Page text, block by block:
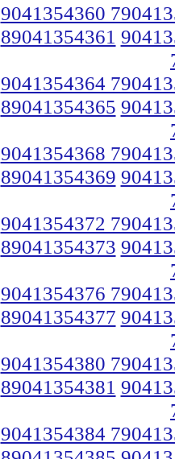
9041354360
89041354361
9041354364
89041354365
9041354368
89041354369
9041354372
89041354373
9041354376
89041354377
9041354380
89041354381
9041354384